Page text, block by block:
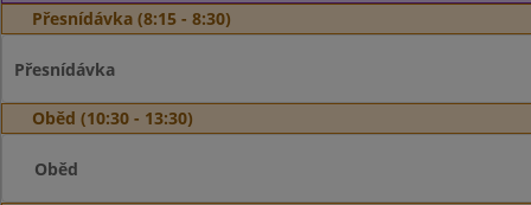
Přesnídávka (8:15 - 8:30)
Přesnídávka
Oběd (10:30 - 13:30)
Oběd